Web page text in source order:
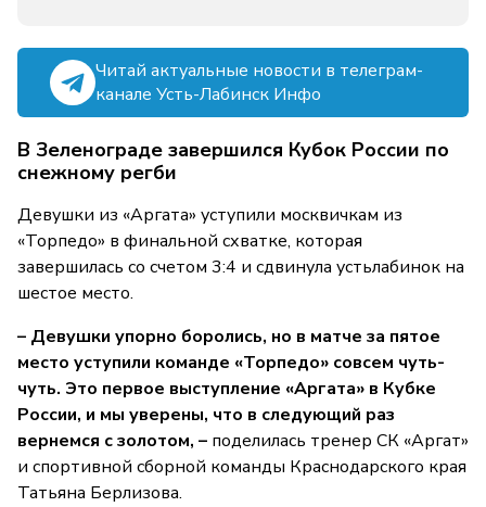
Читай актуальные новости в телеграм-
канале Усть-Лабинск Инфо
В Зеленограде завершился Кубок России по
снежному регби
Девушки из «Аргата» уступили москвичкам из
«Торпедо» в финальной схватке, которая
завершилась со счетом 3:4 и сдвинула устьлабинок на
шестое место.
– Девушки упорно боролись, но в матче за пятое
место уступили команде «Торпедо» совсем чуть-
чуть. Это первое выступление «Аргата» в Кубке
России, и мы уверены, что в следующий раз
вернемся с золотом, – поделилась тренер СК «Аргат»
и спортивной сборной команды Краснодарского края
Татьяна Берлизова.